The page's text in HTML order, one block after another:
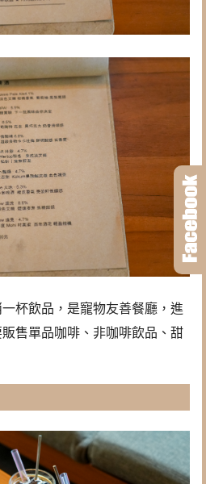
杯飲品，是寵物友善餐廳，進
售單品咖啡、非咖啡飲品、甜